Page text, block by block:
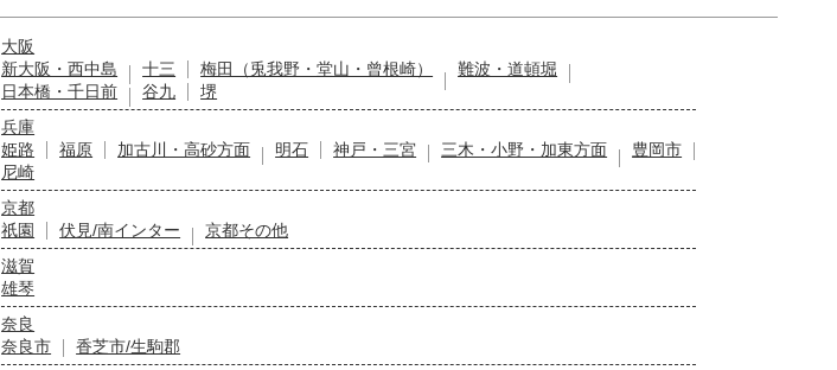
大阪
新大阪・西中島
十三 梅田（兎我野・堂山・曾根崎）
難波・道頓堀
日本橋・千日前
谷九
堺
兵庫
姫路
福原 加古川・高砂方面 明石 神戸・三宮 三木・小野・加東方面
豊岡市
尼崎
京都
祇園
伏見/南インター
京都その他
滋賀
雄琴
奈良
奈良市
香芝市/生駒郡